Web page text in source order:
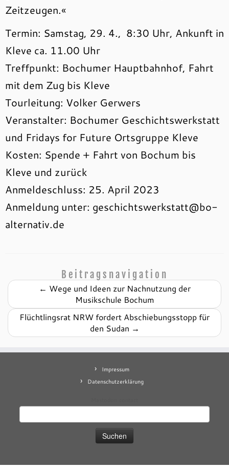
Zeitzeugen.«
Termin: Samstag, 29. 4., 8:30 Uhr, Ankunft in
Kleve ca. 11.00 Uhr
Treffpunkt: Bochumer Hauptbahnhof, Fahrt
mit dem Zug bis Kleve
Tourleitung: Volker Gerwers
Veranstalter: Bochumer Geschichtswerkstatt
und Fridays for Future Ortsgruppe Kleve
Kosten: Spende + Fahrt von Bochum bis
Kleve und zurück
Anmeldeschluss: 25. April 2023
Anmeldung unter: geschichtswerkstatt@bo-
alternativ.de
Beitragsnavigation
← Wege und Ideen zur Nachnutzung der
Musikschule Bochum
Flüchtlingsrat NRW fordert Abschiebungsstopp für
den Sudan →
Impressum
Datenschutzerklärung